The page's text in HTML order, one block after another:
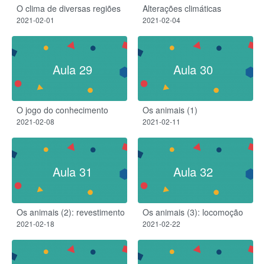
O clima de diversas regiões
2021-02-01
Alterações climáticas​
2021-02-04
Aula 29
O jogo do conhecimento
2021-02-08
Aula 30
Os animais (1)​
2021-02-11
Aula 31
Os animais (2): revestimento​
2021-02-18
Aula 32
Os animais (3): locomoção​
2021-02-22